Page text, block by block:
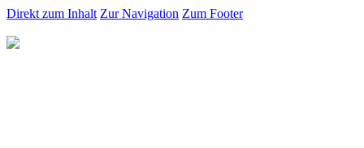
Direkt zum Inhalt Zur Navigation Zum Footer